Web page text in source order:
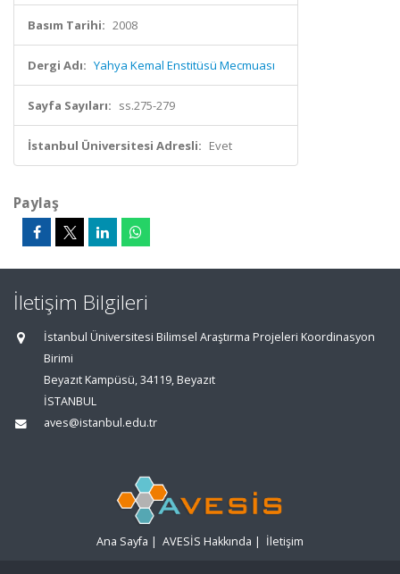
Basım Tarihi: 2008
Dergi Adı: Yahya Kemal Enstitüsü Mecmuası
Sayfa Sayıları: ss.275-279
İstanbul Üniversitesi Adresli: Evet
Paylaş
İletişim Bilgileri
İstanbul Üniversitesi Bilimsel Araştırma Projeleri Koordinasyon
Birimi
Beyazıt Kampüsü, 34119, Beyazıt
İSTANBUL
aves@istanbul.edu.tr
Ana Sayfa | AVESİS Hakkında | İletişim